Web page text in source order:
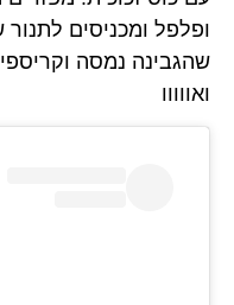
שהגבינה נמסה
ואווווו